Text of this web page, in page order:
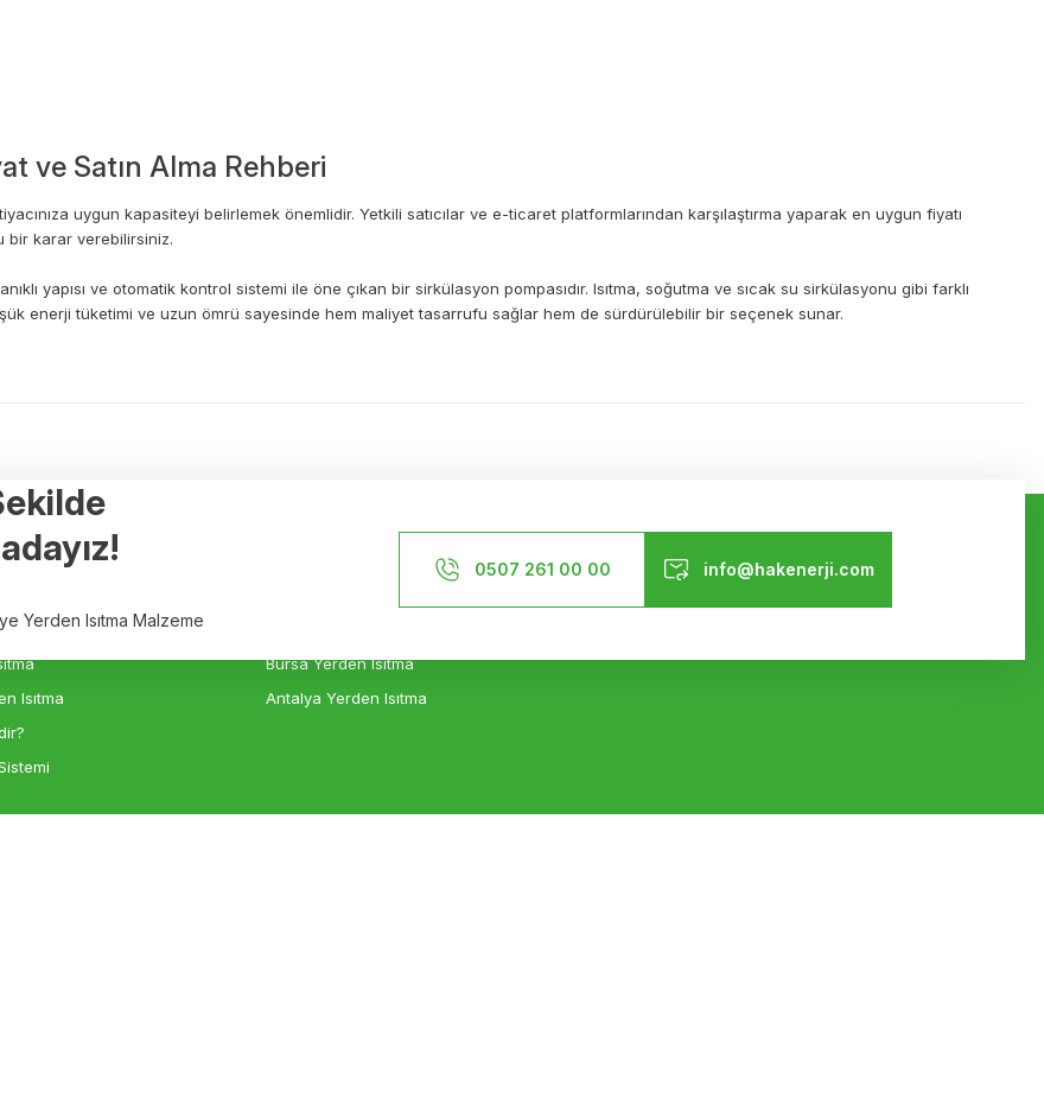
ve Satın Alma Rehberi
uygun kapasiteyi belirlemek önemlidir. Yetkili satıcılar ve e-ticaret platformlarından karşılaştırma yaparak en uygun fiyatı
bir karar verebilirsiniz.
yapısı ve otomatik kontrol sistemi ile öne çıkan bir sirkülasyon pompasıdır. Isıtma, soğutma ve sıcak su sirkülasyonu gibi farklı
enerji tüketimi ve uzun ömrü sayesinde hem maliyet tasarrufu sağlar hem de sürdürülebilir bir seçenek sunar.
Yerden Isıtma Malzeme
0507 261 00 00 info@hakenerji.com
Isıtma
Bursa Yerden Isıtma
Antalya Yerden Isıtma